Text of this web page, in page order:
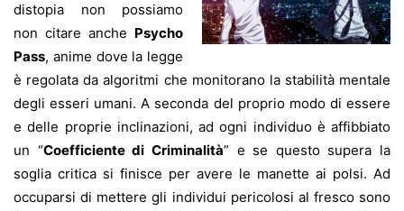
distopia non possiamo
non citare anche Psycho
Pass, anime dove la legge
è regolata da algoritmi che monitorano la stabilità mentale
degli esseri umani. A seconda del proprio modo di essere
e delle proprie inclinazioni, ad ogni individuo è affibbiato
un “Coefficiente di Criminalità” e se questo supera la
soglia critica si finisce per avere le manette ai polsi. Ad
occuparsi di mettere gli individui pericolosi al fresco sono